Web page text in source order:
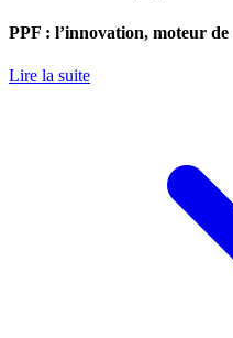
PPF : l’innovation, moteur
Lire la suite